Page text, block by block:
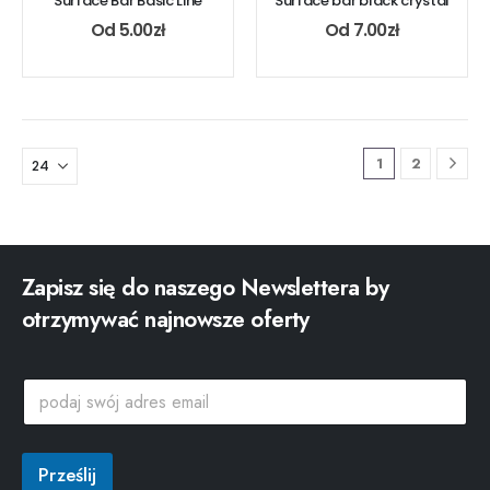
Od 5.00zł Od 7.00zł
1 2
Zapisz się do naszego Newslettera by
otrzymywać najnowsze oferty
a
p
d
a
Prześlij